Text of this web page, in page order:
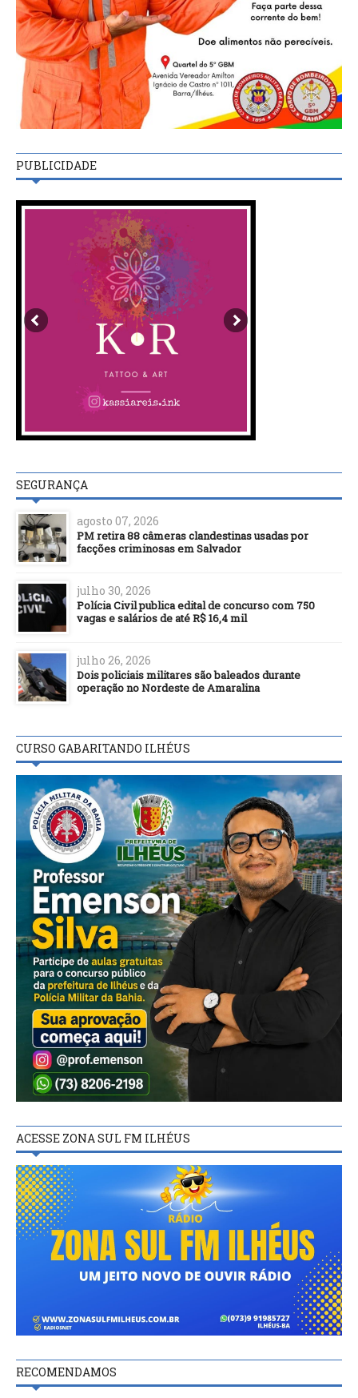
PUBLICIDADE
SEGURANÇA
agosto 07, 2026
PM retira 88 câmeras clandestinas usadas por
facções criminosas em Salvador
julho 30, 2026
Polícia Civil publica edital de concurso com 750
vagas e salários de até R$ 16,4 mil
julho 26, 2026
Dois policiais militares são baleados durante
operação no Nordeste de Amaralina
CURSO GABARITANDO ILHÉUS
ACESSE ZONA SUL FM ILHÉUS
RECOMENDAMOS